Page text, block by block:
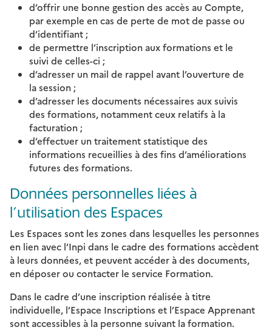
d’offrir une bonne gestion des accès au Compte,
par exemple en cas de perte de mot de passe ou
d’identifiant ;
de permettre l’inscription aux formations et le
suivi de celles-ci ;
d’adresser un mail de rappel avant l’ouverture de
la session ;
d’adresser les documents nécessaires aux suivis
des formations, notamment ceux relatifs à la
facturation ;
d’effectuer un traitement statistique des
informations recueillies à des fins d’améliorations
futures des formations.
Données personnelles liées à
l’utilisation des Espaces
Les Espaces sont les zones dans lesquelles les personnes
en lien avec l’Inpi dans le cadre des formations accèdent
à leurs données, et peuvent accéder à des documents,
en déposer ou contacter le service Formation.
Dans le cadre d’une inscription réalisée à titre
individuelle, l’Espace Inscriptions et l’Espace Apprenant
sont accessibles à la personne suivant la formation.